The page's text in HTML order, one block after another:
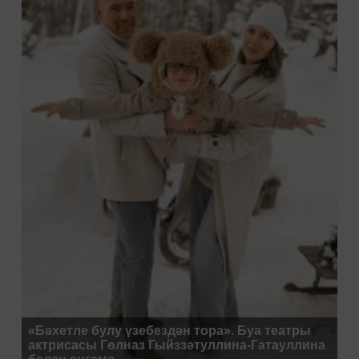
«Бәхетле булу үзебездән тора». Буа театры
актрисасы Гөлназ Гыйззәтуллина-Гатауллина